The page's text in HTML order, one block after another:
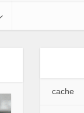
cache